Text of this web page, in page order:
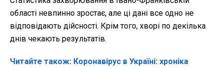
області невпинно зростає, але ці дані все одно не
відповідають дійсності. Крім того, хворі по декілька
днів чекають результатів.
Читайте також: Коронавірус в Україні: хроніка